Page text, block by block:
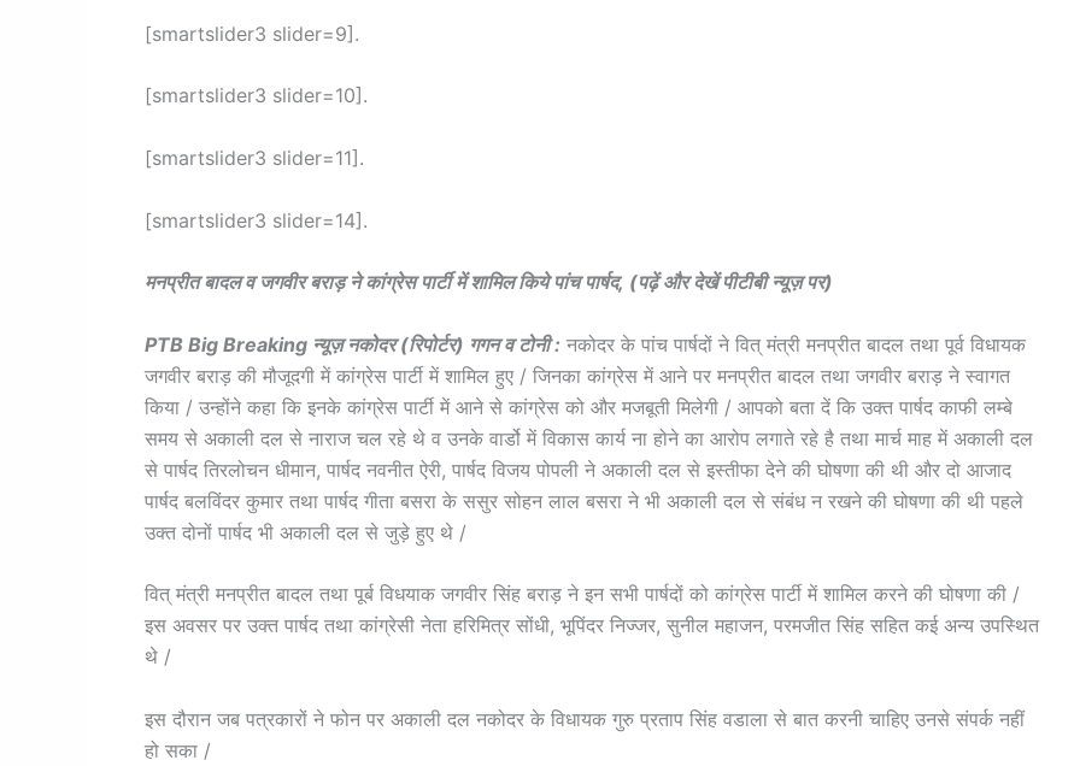
[smartslider3 slider=9].
[smartslider3 slider=10].
[smartslider3 slider=11].
[smartslider3 slider=14].
मनप्रीत बादल व जगवीर बराड़ ने कांग्रेस पार्टी में शामिल किये पांच पार्षद, (पढ़ें और देखें पीटीबी न्यूज़ पर)
PTB Big Breaking न्यूज़ नकोदर (रिपोर्टर) गगन व टोनी : नकोदर के पांच पार्षदों ने वित् मंत्री मनप्रीत बादल तथा पूर्व विधायक
जगवीर बराड़ की मौजूदगी में कांग्रेस पार्टी में शामिल हुए / जिनका कांग्रेस में आने पर मनप्रीत बादल तथा जगवीर बराड़ ने स्वागत
किया / उन्होंने कहा कि इनके कांग्रेस पार्टी में आने से कांग्रेस को और मजबूती मिलेगी / आपको बता दें कि उक्त पार्षद काफी लम्बे
समय से अकाली दल से नाराज चल रहे थे व उनके वार्डो में विकास कार्य ना होने का आरोप लगाते रहे है तथा मार्च माह में अकाली दल
से पार्षद तिरलोचन धीमान, पार्षद नवनीत ऐरी, पार्षद विजय पोपली ने अकाली दल से इस्तीफा देने की घोषणा की थी और दो आजाद
पार्षद बलविंदर कुमार तथा पार्षद गीता बसरा के ससुर सोहन लाल बसरा ने भी अकाली दल से संबंध न रखने की घोषणा की थी पहले
उक्त दोनों पार्षद भी अकाली दल से जुड़े हुए थे /
वित् मंत्री मनप्रीत बादल तथा पूर्ब विधयाक जगवीर सिंह बराड़ ने इन सभी पार्षदों को कांग्रेस पार्टी में शामिल करने की घोषणा की /
इस अवसर पर उक्त पार्षद तथा कांग्रेसी नेता हरिमित्र सोंधी, भूपिंदर निज्जर, सुनील महाजन, परमजीत सिंह सहित कई अन्य उपस्थित
थे /
इस दौरान जब पत्रकारों ने फोन पर अकाली दल नकोदर के विधायक गुरु प्रताप सिंह वडाला से बात करनी चाहिए उनसे संपर्क नहीं
हो सका /